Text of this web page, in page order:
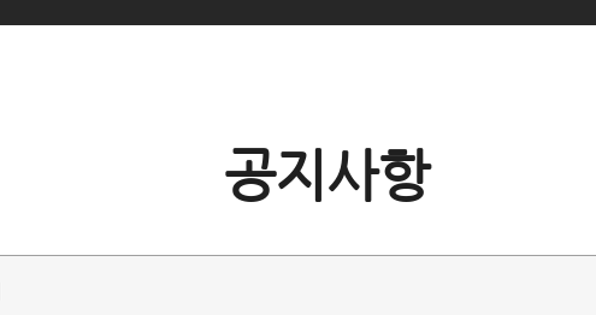
공지사항